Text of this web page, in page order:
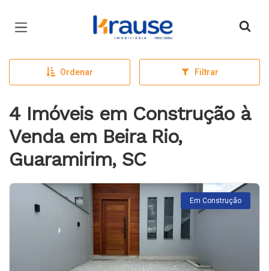
Página inicial
Ordenar Filtrar
4 Imóveis em Construção à
Venda em Beira Rio,
Guaramirim, SC
Em Construção